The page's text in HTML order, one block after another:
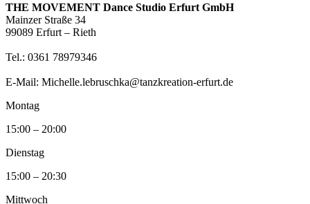
THE MOVEMENT Dance Studio Erfurt GmbH
Mainzer Straße 34
99089 Erfurt – Rieth
Tel.: 0361 78979346
E-Mail: Michelle.lebruschka@tanzkreation-erfurt.de
Montag
15:00 – 20:00
Dienstag
15:00 – 20:30
Mittwoch